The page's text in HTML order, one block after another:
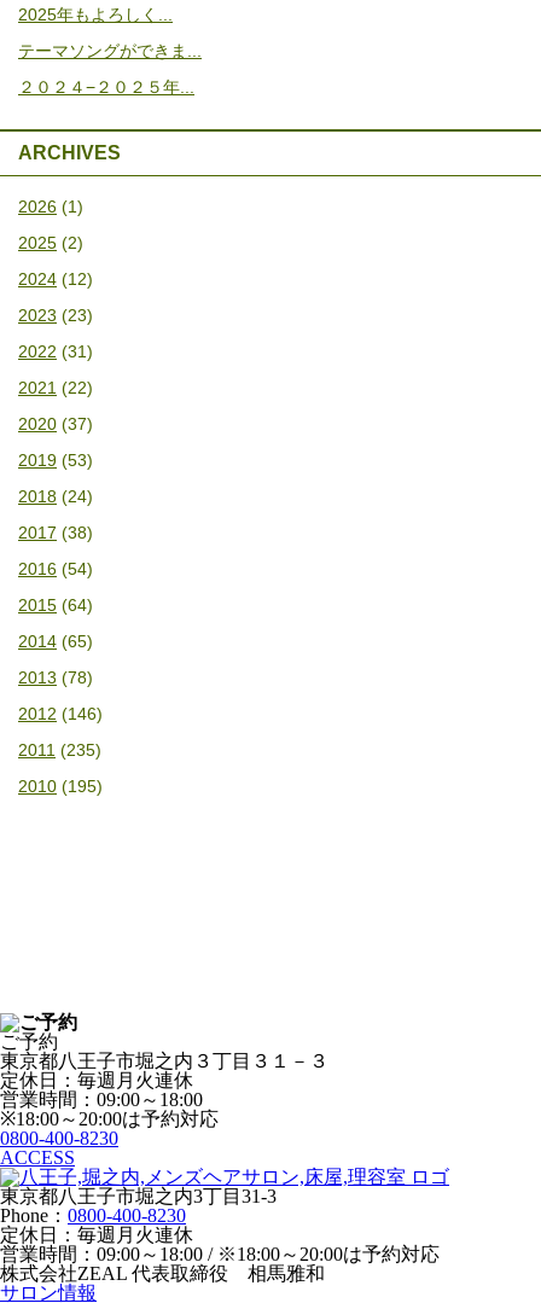
2025年もよろしく...
テーマソングができま...
２０２４−２０２５年...
ARCHIVES
2026 (1)
2025 (2)
2024 (12)
2023 (23)
2022 (31)
2021 (22)
2020 (37)
2019 (53)
2018 (24)
2017 (38)
2016 (54)
2015 (64)
2014 (65)
2013 (78)
2012 (146)
2011 (235)
2010 (195)
ご予約
東京都八王子市堀之内３丁目３１－３
定休日：毎週月火連休
営業時間：09:00～18:00
※18:00～20:00は予約対応
0800-400-8230
ACCESS
東京都八王子市堀之内3丁目31-3
Phone： 0800-400-8230
定休日：毎週月火連休
営業時間：09:00～18:00 / ※18:00～20:00は予約対応
株式会社ZEAL 代表取締役 相馬雅和
サロン情報